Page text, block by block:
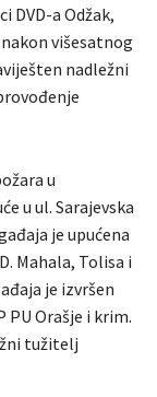
DVD-a Odžak,
višesatnog
nadležni
u
u ul. Sarajevska
je upućena
Mahala, Tolisa i
je izvršen
Orašje i krim.
tužitelj